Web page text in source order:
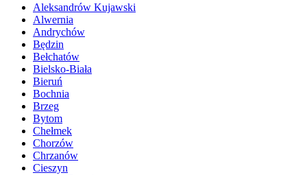
Aleksandrów Kujawski
Alwernia
Andrychów
Będzin
Bełchatów
Bielsko-Biała
Bieruń
Bochnia
Brzeg
Bytom
Chełmek
Chorzów
Chrzanów
Cieszyn